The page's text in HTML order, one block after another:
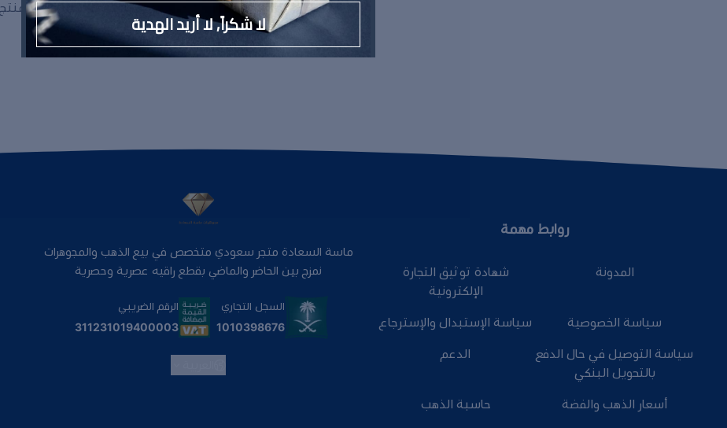
لا توجد تفاصيل لهذا المنتج
روابط مهمة
المدونة
شهادة توثيق التجارة
الإلكترونية
سياسة الخصوصية سياسة الإستبدال والإسترجاع
سياسة التوصيل في حال الدفع
بالتحويل البنكي
الدعم
أسعار الذهب والفضة حاسبة الذهب
ماسة السعادة متجر سعودي متخصص في بيع الذهب والمجوهرات
نمزج بين الحاضر والماضي بقطع راقيه عصرية وحصرية
السجل التجاري
1010398676
الرقم الضريبي
311231019400003
لا شكراً, لا أريد الهدية